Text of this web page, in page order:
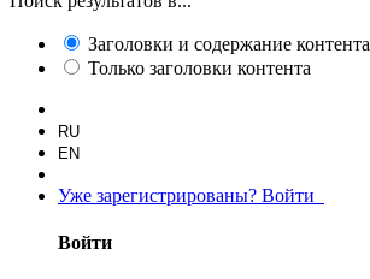
Заголовки и содержание контента
Только заголовки контента
RU
EN
Уже зарегистрированы? Войти
Войти